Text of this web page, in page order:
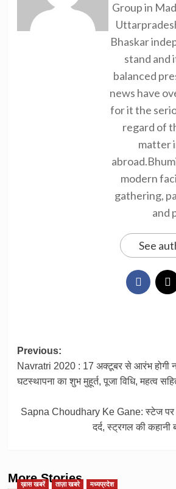
Group in
Bhaskar
stand and
balanced
news have
for it the
regard of
matter
modern
gathering,
and
See
Post
navigation
Previous:
Navratri 2020 : 17 अक्टूबर से आरंभ होगी
घटस्थापना का शुभ मुहूर्त, पूजा विधि, महत्‍व
Sapna Choudhary Ke Gane: स्टेज पर
दर्द, स्ट्रगल की कहानी
More Stories
ख़ास खबरें ताज़ा खबरे मध्यप्रदेश